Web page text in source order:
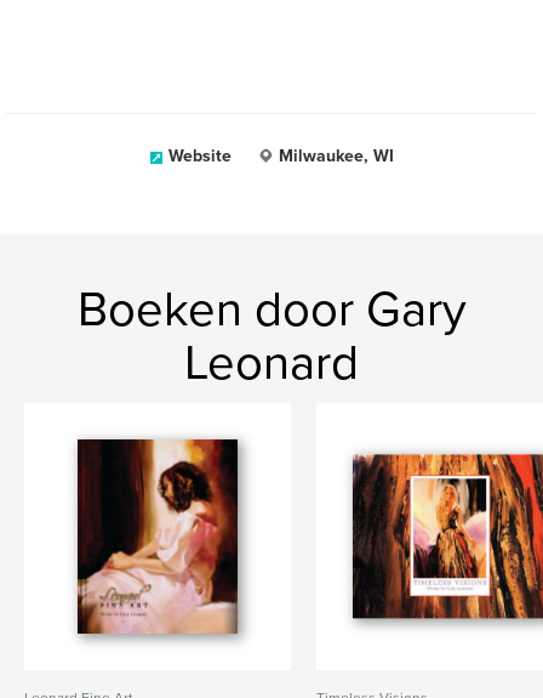
Website Milwaukee, WI
Boeken door Gary
Leonard